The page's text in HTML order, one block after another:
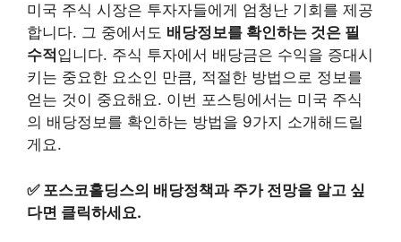
미국 주식 시장은 투자자들에게 엄청난 기회를 제공
합니다. 그 중에서도 배당정보를 확인하는 것은 필
수적 입니다. 주식 투자에서 배당금은 수익을 증대시
키는 중요한 요소인 만큼, 적절한 방법으로 정보를
얻는 것이 중요해요. 이번 포스팅에서는 미국 주식
의 배당정보를 확인하는 방법을 9가지 소개해드릴
게요.
✅ 포스코홀딩스의 배당정책과 주가 전망을 알고 싶
다면 클릭하세요.